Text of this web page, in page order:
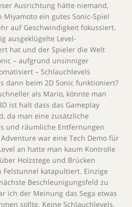
Ausrichtung hätte niemand,
ein gutes Sonic-Spiel
auf Geschwindigkeit fokussiert.
ausgeklügelte Level-
hat und der Spieler die Welt
– aufgrund unsinniger
– Schlauchlevels
dann beim 2D Sonic funktioniert?
als Mario, könnte man
ist halt dass das Gameplay
da man eine zusätzliche
und räumliche Entfernungen
war eine Tech Demo für
an hatte man kaum Kontrolle
Holzstege und Brücken
katapultiert. Einzige
Beschleunigungsfeld zu
ich der Meinung das Sega etwas
sollte. Keine Schlauchlevels,